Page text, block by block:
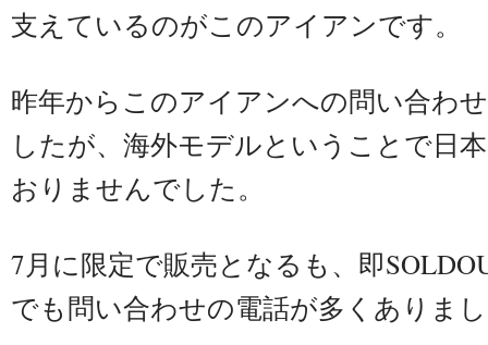
支えているのがこのアイアンです。
昨年からこのアイアンへの問い合わ
したが、海外モデルということで日
おりませんでした。
7月に限定で販売となるも、即
でも問い合わせの電話が多くありま